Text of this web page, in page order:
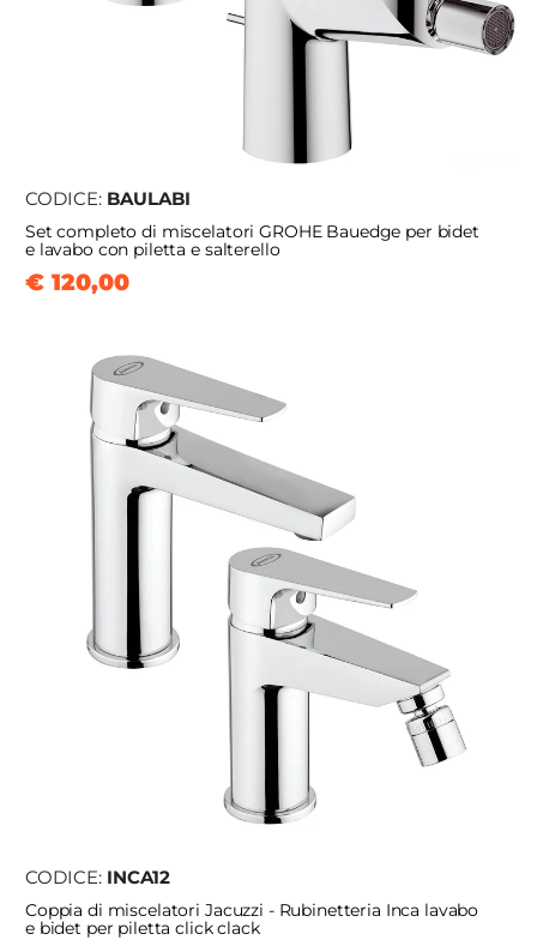
CODICE: BAULABI
Set completo di miscelatori GROHE Bauedge per bidet
e lavabo con piletta e salterello
€ 120,00
CODICE: INCA12
Coppia di miscelatori Jacuzzi - Rubinetteria Inca lavabo
e bidet per piletta click clack